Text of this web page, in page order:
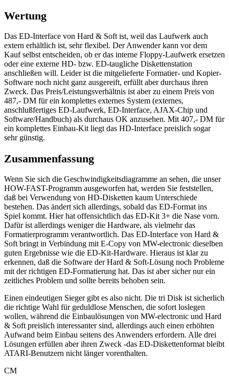
Wertung
Das ED-Interface von Hard & Soft ist, weil das Laufwerk auch
extern erhältlich ist, sehr flexibel. Der Anwender kann vor dem
Kauf selbst entscheiden, ob er das interne Floppy-Laufwerk ersetzen
oder eine externe HD- bzw. ED-taugliche Diskettenstation
anschließen will. Leider ist die mitgelieferte Formatier- und Kopier-
Software noch nicht ganz ausgereift, erfüllt aber durchaus ihren
Zweck. Das Preis/Leistungsverhältnis ist aber zu einem Preis von
487,- DM für ein komplettes externes System (externes,
anschlußfertiges ED-Laufwerk, ED-Interface, AJAX-Chip und
Software/Handbuch) als durchaus OK anzusehen. Mit 407,- DM für
ein komplettes Einbau-Kit liegt das HD-Interface preislich sogar
sehr günstig.
Zusammenfassung
Wenn Sie sich die Geschwindigkeitsdiagramme an sehen, die unser
HOW-FAST-Programm ausgeworfen hat, werden Sie feststellen,
daß bei Verwendung von HD-Disketten kaum Unterschiede
bestehen. Das ändert sich allerdings, sobald das ED-Format ins
Spiel kommt. Hier hat offensichtlich das ED-Kit 3+ die Nase vorn.
Dafür ist allerdings weniger die Hardware, als vielmehr das
Formatierprogramm verantwortlich. Das ED-Interface von Hard &
Soft bringt in Verbindung mit E-Copy von MW-electronic dieselben
guten Ergebnisse wie die ED-Kit-Hardware. Hieraus ist klar zu
erkennen, daß die Software der Hard & Soft-Lösung noch Probleme
mit der richtigen ED-Formatierung hat. Das ist aber sicher nur ein
zeitliches Problem und sollte bereits behoben sein.
Einen eindeutigen Sieger gibt es also nicht. Die tri Disk ist sicherlich
die richtige Wahl für geduldlose Menschen, die sofort loslegen
wollen, während die Einbaulösungen von MW-electronic und Hard
& Soft preislich interessanter sind, allerdings auch einen erhöhten
Aufwand beim Einbau seitens des Anwenders erfordern. Alle drei
Lösungen erfüllen aber ihren Zweck -das ED-Diskettenformat bleibt
ATARI-Benutzern nicht länger vorenthalten.
CM